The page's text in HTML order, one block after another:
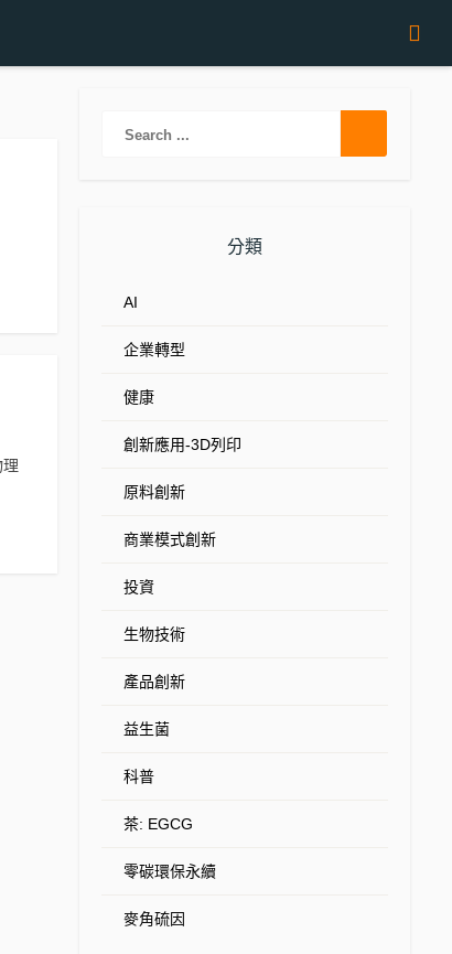
分類
AI
企業轉型
健康
創新應用-3D列印
原料創新
商業模式創新
投資
生物技術
產品創新
益生菌
科普
茶: EGCG
零碳環保永續
麥角硫因